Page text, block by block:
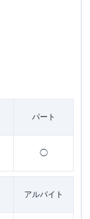
パート
◯
アルバイト